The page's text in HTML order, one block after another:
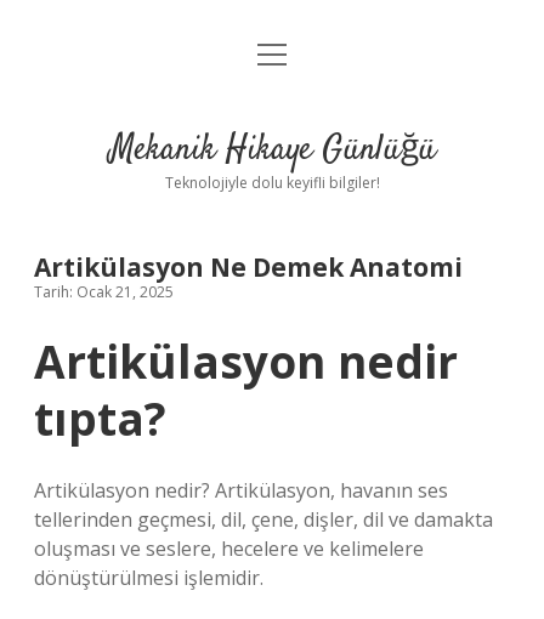
Anasayfa
Yasal Uyarı
menüyü
Mekanik Hikaye Günlüğü
Teknolojiyle dolu keyifli bilgiler!
Artikülasyon Ne Demek Anatomi
Tarih: Ocak 21, 2025
Artikülasyon nedir
tıpta?
Artikülasyon nedir? Artikülasyon, havanın ses
tellerinden geçmesi, dil, çene, dişler, dil ve damakta
oluşması ve seslere, hecelere ve kelimelere
dönüştürülmesi işlemidir.